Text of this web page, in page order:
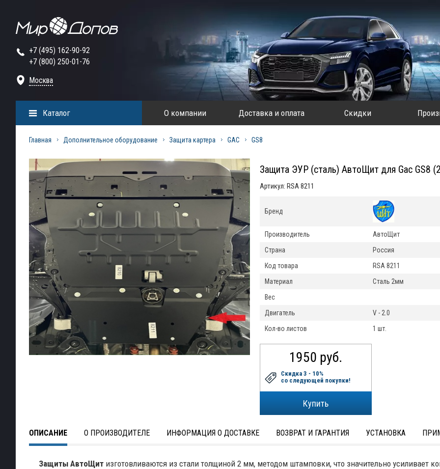
+7 (495) 162-90-92
+7 (800) 250-01-76
Москва
О компании Доставка и оплата Скидки
Каталог
Главная Дополнительное оборудование Защита картера GAC GS8
Защита ЭУР (сталь) АвтоЩит для Gac GS8
Артикул: RSA 8211
1950 руб.
Скидка 3 - 10%
со следующей покупки!
Бренд
Производитель
АвтоЩит
Страна
Россия
Код товара
RSA 8211
Материал
Сталь 2мм
Вес
Двигатель
V - 2.0
Кол-во листов
1 шт.
ОПИСАНИЕ О ПРОИЗВОДИТЕЛЕ ИНФОРМАЦИЯ О ДОСТАВКЕ ВОЗВРАТ И ГАРАНТИЯ УСТАНОВКА
Защиты АвтоЩит изготовливаются из стали толщиной 2 мм, методом штамповки, что значительно усиливает